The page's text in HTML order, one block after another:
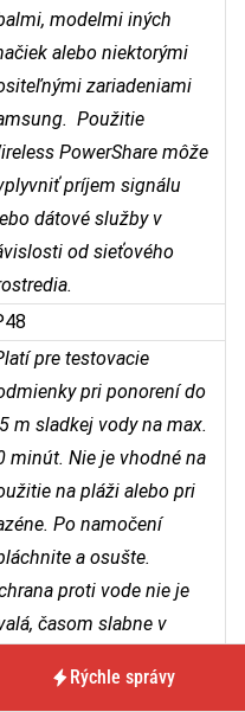
modelmi iných
alebo niektorými
zariadeniami
Použitie
PowerShare môže
príjem signálu
dátové služby v
od sieťového
pre testovacie
pri ponorení do
m sladkej vody na max.
minút. Nie je vhodné na
na pláži alebo pri
Po namočení
a osušte.
proti vode nie je
časom slabne v
Rýchle správy